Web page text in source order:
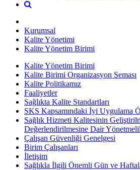
Kurumsal
Kalite Yönetimi
Kalite Yönetim Birimi
Kalite Yönetim Birimi
Kalite Birimi Organizasyon Şeması
Kalite Politikamız
Faaliyetler
Sağlıkta Kalite Standartları
SKS Kapsamındaki İyi Uygulama
Sağlık Hizmeti Kalitesinin
Değerlendirilmesine Dair
Çalışan Güvenliği Genelgesi
Birim Çalışanları
İletişim
Sağlıkla İlgili Önemli Gün ve